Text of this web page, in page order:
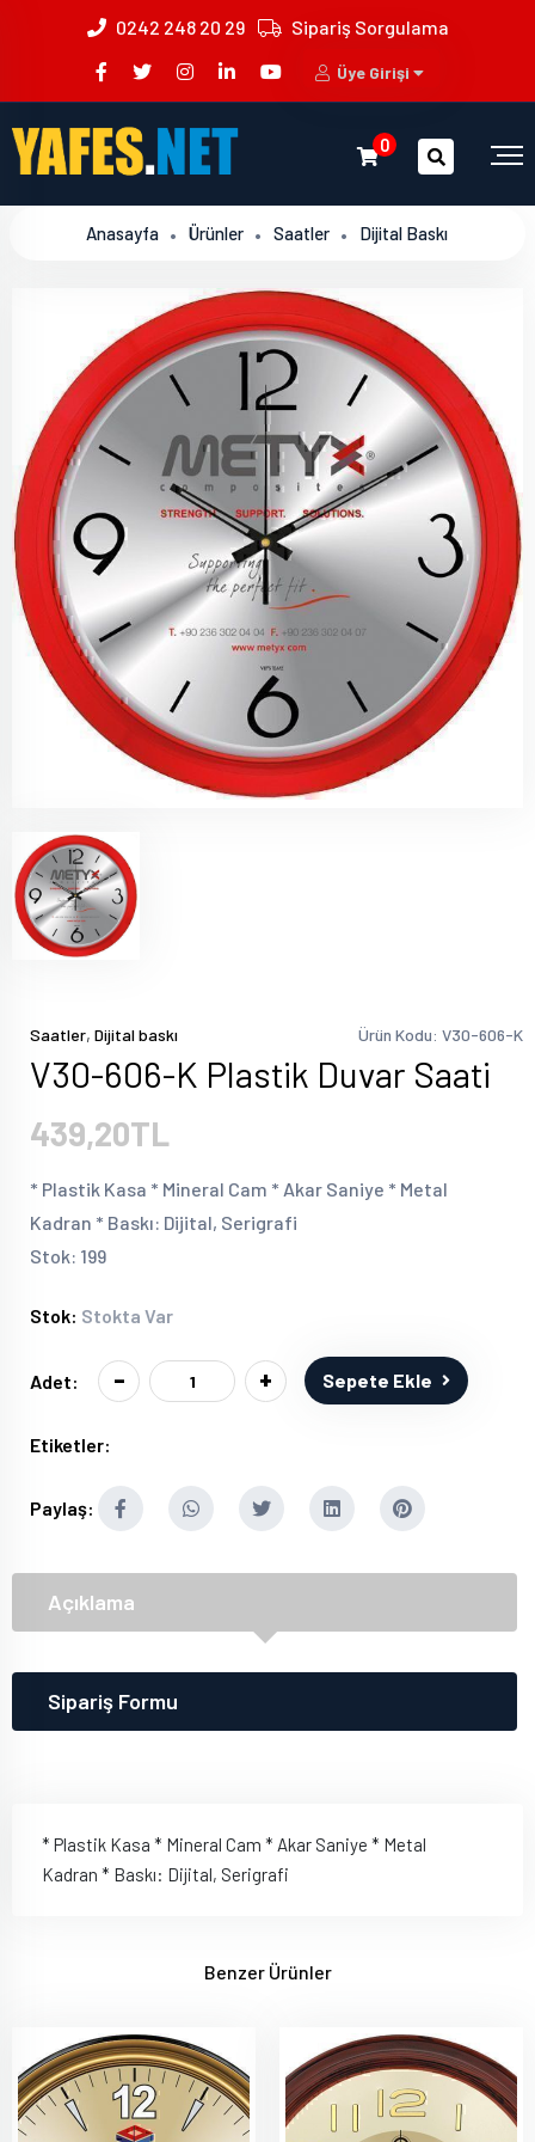
0242 248 20 29 Sipariş Sorgulama
Üye Girişi
0
Anasayfa Ürünler Saatler Dijital Baskı
Saatler, Dijital baskı Ürün Kodu: V30-606-K
V30-606-K Plastik Duvar Saati
439,20TL
* Plastik Kasa * Mineral Cam * Akar Saniye * Metal
Kadran * Baskı: Dijital, Serigrafi
Stok: 199
Stok: Stokta Var
Adet: - + Sepete Ekle
Etiketler:
Paylaş:
Açıklama
Sipariş Formu
* Plastik Kasa * Mineral Cam * Akar Saniye * Metal
Kadran * Baskı: Dijital, Serigrafi
Benzer Ürünler